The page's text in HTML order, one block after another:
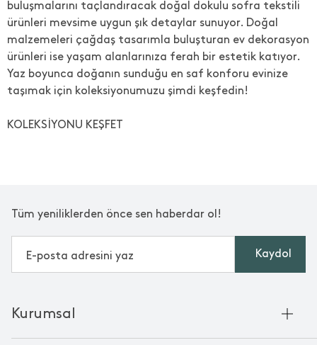
buluşmalarını taçlandıracak doğal dokulu sofra tekstili
ürünleri mevsime uygun şık detaylar sunuyor. Doğal
malzemeleri çağdaş tasarımla buluşturan ev dekorasyon
ürünleri ise yaşam alanlarınıza ferah bir estetik katıyor.
Yaz boyunca doğanın sunduğu en saf konforu evinize
taşımak için koleksiyonumuzu şimdi keşfedin!
KOLEKSİYONU KEŞFET
Tüm yeniliklerden önce sen haberdar ol!
Kaydol
Kurumsal